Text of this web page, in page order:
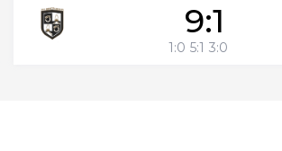
9:1
1:0 5:1 3:0